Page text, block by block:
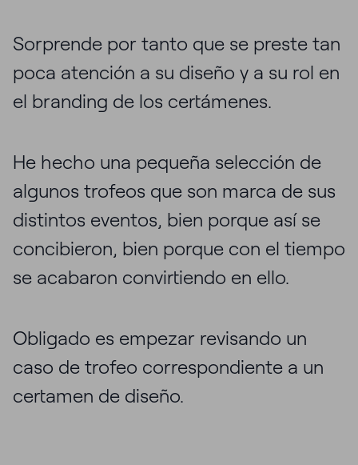
Sorprende por tanto que se preste tan
poca atención a su diseño y a su rol en
el branding de los certámenes.
He hecho una pequeña selección de
algunos trofeos que son marca de sus
distintos eventos, bien porque así se
concibieron, bien porque con el tiempo
se acabaron convirtiendo en ello.
Obligado es empezar revisando un
caso de trofeo correspondiente a un
certamen de diseño.